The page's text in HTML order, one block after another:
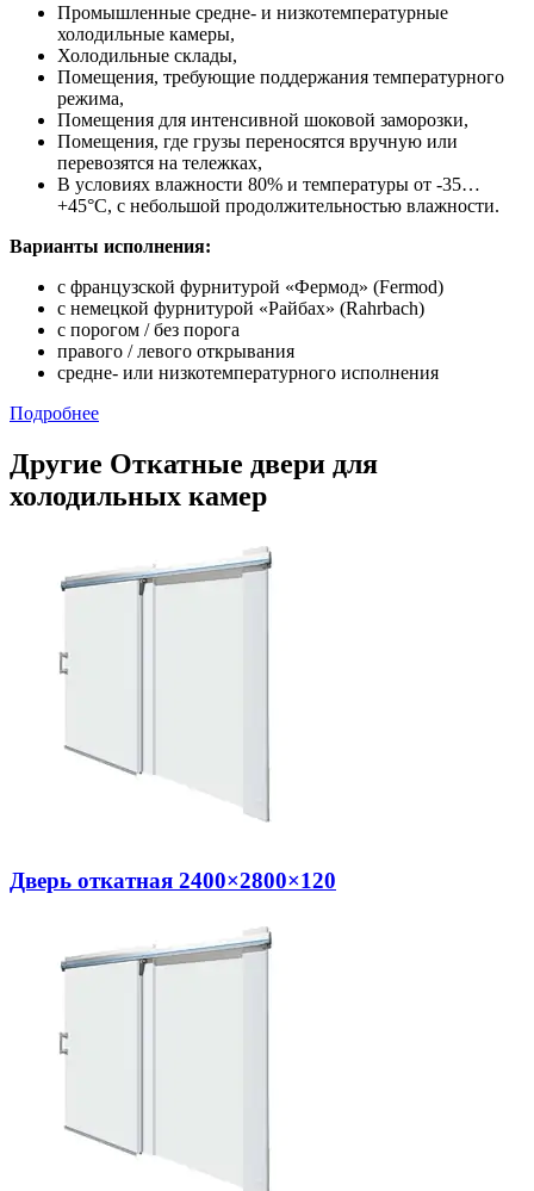
Промышленные средне- и низкотемпературные
холодильные камеры,
Холодильные склады,
Помещения, требующие поддержания температурного
режима,
Помещения для интенсивной шоковой заморозки,
Помещения, где грузы переносятся вручную или
перевозятся на тележках,
В условиях влажности 80% и температуры от -35…
+45°С, с небольшой продолжительностью влажности.
Варианты исполнения:
с французской фурнитурой «Фермод» (Fermod)
c немецкой фурнитурой «Райбах» (Rahrbach)
с порогом / без порога
правого / левого открывания
средне- или низкотемпературного исполнения
Подробнее
Другие Откатные двери для
холодильных камер
Дверь откатная 2400×2800×120